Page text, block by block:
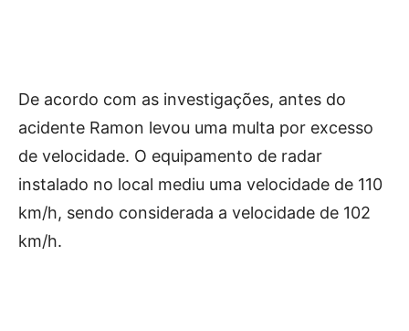
De acordo com as investigações, antes do
acidente Ramon levou uma multa por excesso
de velocidade. O equipamento de radar
instalado no local mediu uma velocidade de 110
km/h, sendo considerada a velocidade de 102
km/h.